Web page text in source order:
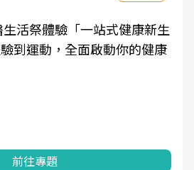
活祭體驗「一站式健康新生
到運動，全面啟動你的健康
前往專題